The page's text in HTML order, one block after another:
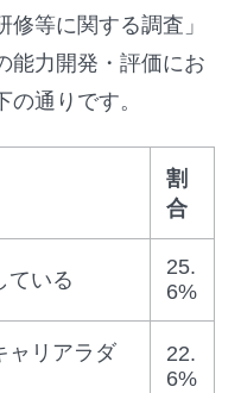
等に関する調査」
能力開発・評価にお
通りです。
割
合
ている
25.
6%
ャリアラダ
22.
6%